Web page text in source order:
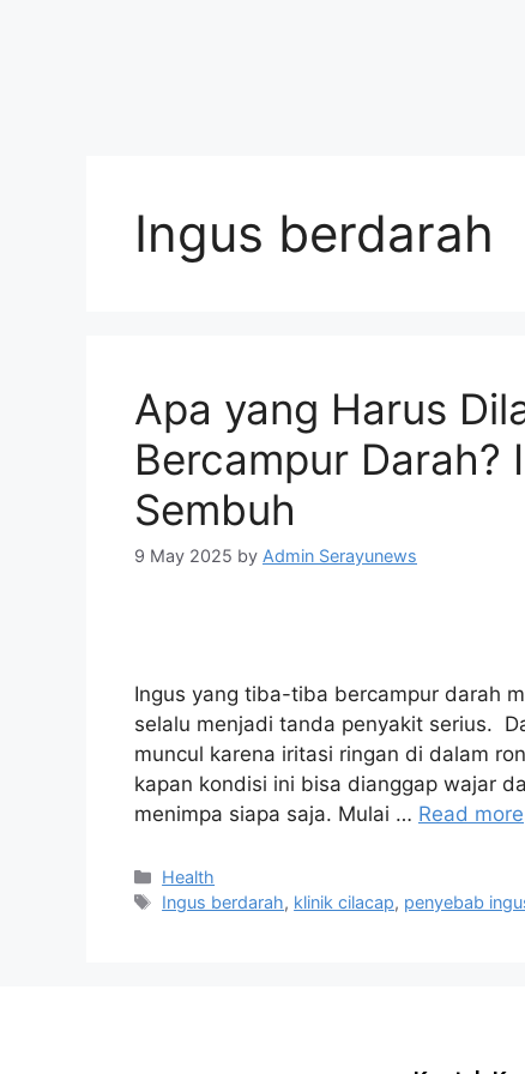
Ingus berdarah
Apa yang Harus
Bercampur Darah?
Sembuh
9 May 2025 by Admin Serayunews
Ingus yang tiba-tiba bercampur darah
selalu menjadi tanda penyakit serius.
muncul karena iritasi ringan di dalam
kapan kondisi ini bisa dianggap wajar
menimpa siapa saja. Mulai … Read more
Health
Ingus berdarah, klinik cilacap, penyebab